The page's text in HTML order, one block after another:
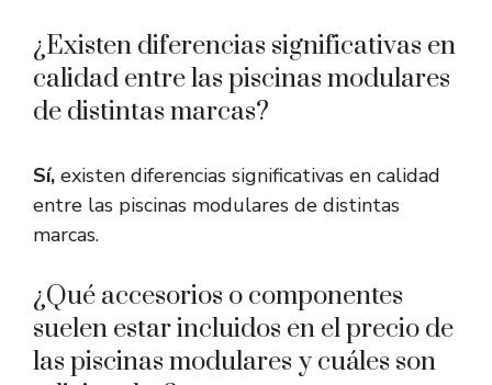
¿Existen diferencias significativas en
calidad entre las piscinas modulares
de distintas marcas?
Sí, existen diferencias significativas en calidad
entre las piscinas modulares de distintas
marcas.
¿Qué accesorios o componentes
suelen estar incluidos en el precio de
las piscinas modulares y cuáles son